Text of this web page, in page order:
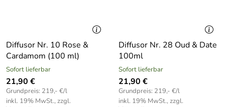
Diffusor Nr. 10 Rose &
Cardamom (100 ml)
Sofort lieferbar
21,90 €
Grundpreis: 219,- €/l
inkl. 19% MwSt., zzgl.
Diffusor Nr. 28 Oud & Date
100ml
Sofort lieferbar
21,90 €
Grundpreis: 219,- €/l
inkl. 19% MwSt., zzgl.